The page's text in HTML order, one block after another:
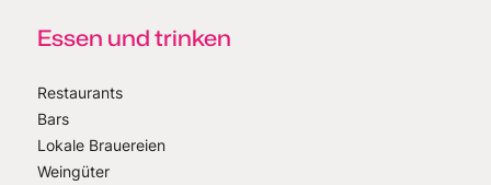
Essen und trinken
Restaurants
Bars
Lokale Brauereien
Weingüter